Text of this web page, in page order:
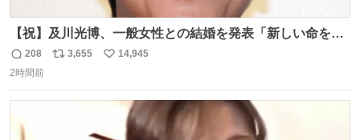
【祝】及川光博、一般女性との結婚を発表「新しい命を授
かっております」 news.livedoor.com/lite/article_d…
「私、及川光博はこの度、交際しておりました方と入籍い
も変わらず俳優として、ミッチーとして、努力し精進して
参ります」とつづった。
返
信
208
リ
3,655
い
14,945
2時間前